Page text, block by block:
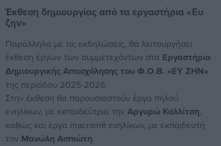
Έκθεση δημιουργίας από τα εργαστήρια «Ευ
ζην»
Παράλληλα με τις εκδηλώσεις, θα λειτουργήσει
έκθεση έργων των συμμετεχόντων στα Εργαστήρια
Δημιουργικής Απασχόλησης του Φ.Ο.Β. «ΕΥ ΖΗΝ»
της περιόδου 2025-2026.
Στην έκθεση θα παρουσιαστούν έργα πηλού
ενηλίκων, με εκπαιδεύτρια την Αργυρώ Καλλίτση,
καθώς και έργα macramé ενηλίκων, με εκπαιδευτή
τον Μανώλη Ασπιώτη.